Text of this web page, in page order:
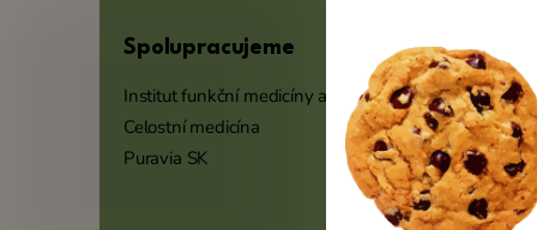
Spolupracujeme
Institut funkční medicíny a výživy
Celostní medicína
Puravia SK